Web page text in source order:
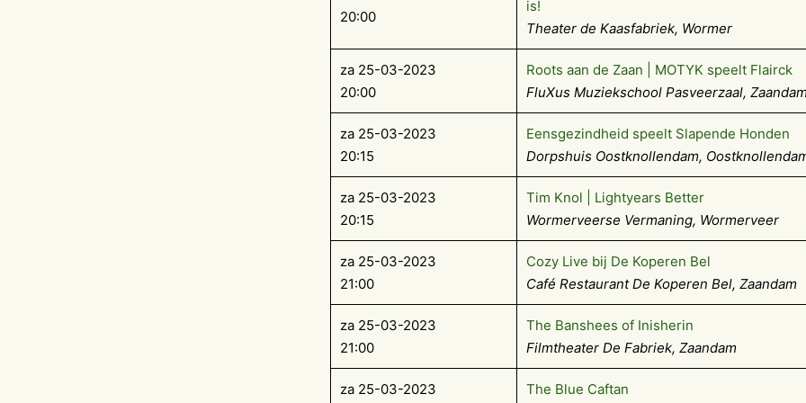
20:00
is!
Theater de Kaasfabriek, Wormer
za 25-03-2023
20:00
Roots aan de Zaan | MOTYK speelt Flairck
FluXus Muziekschool Pasveerzaal,
za 25-03-2023
20:15
Eensgezindheid speelt Slapende Honden
Dorpshuis Oostknollendam,
za 25-03-2023
20:15
Tim Knol | Lightyears Better
Wormerveerse Vermaning, Wormerveer
za 25-03-2023
21:00
Cozy Live bij De Koperen Bel
Café Restaurant De Koperen Bel, Zaandam
za 25-03-2023
21:00
The Banshees of Inisherin
Filmtheater De Fabriek, Zaandam
za 25-03-2023
The Blue Caftan